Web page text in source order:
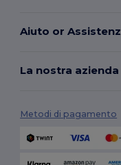
Aiuto or
La nostra azienda
Metodi di pagamento